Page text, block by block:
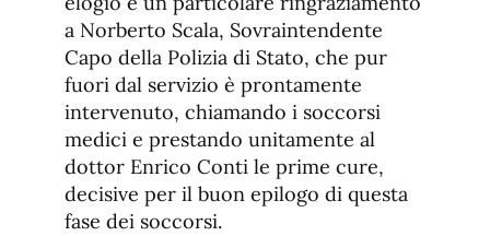
a Norberto Scala, Sovraintendente
Capo della Polizia di Stato, che pur
fuori dal servizio è prontamente
intervenuto, chiamando i soccorsi
medici e prestando unitamente al
dottor Enrico Conti le prime cure,
decisive per il buon epilogo di questa
fase dei soccorsi.